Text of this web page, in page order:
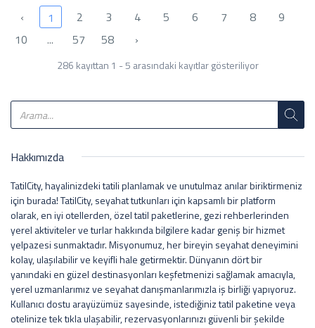
‹ 1 2 3 4 5 6 7 8
9
10
... 57 58 ›
286 kayıttan 1 - 5 arasındaki kayıtlar gösteriliyor
Hakkımızda
TatilCity, hayalinizdeki tatili planlamak ve unutulmaz anılar biriktirmeniz
için burada! TatilCity, seyahat tutkunları için kapsamlı bir platform
olarak, en iyi otellerden, özel tatil paketlerine, gezi rehberlerinden
yerel aktiviteler ve turlar hakkında bilgilere kadar geniş bir hizmet
yelpazesi sunmaktadır. Misyonumuz, her bireyin seyahat deneyimini
kolay, ulaşılabilir ve keyifli hale getirmektir. Dünyanın dört bir
yanındaki en güzel destinasyonları keşfetmenizi sağlamak amacıyla,
yerel uzmanlarımız ve seyahat danışmanlarımızla iş birliği yapıyoruz.
Kullanıcı dostu arayüzümüz sayesinde, istediğiniz tatil paketine veya
otelinize tek tıkla ulaşabilir, rezervasyonlarınızı güvenli bir şekilde